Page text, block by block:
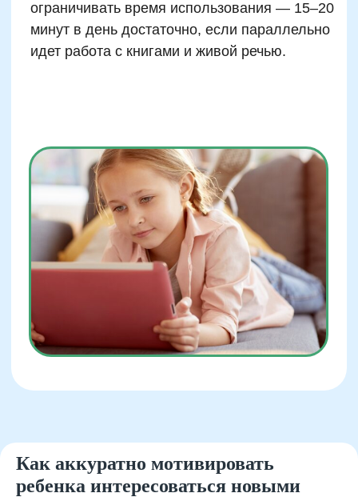
Как аккуратно мотивировать
ребенка интересоваться новыми
Ментальная арифметика
Математика
Русский язык
Нейрокурс
Отзывы
Лицензия на образование
Наши методисты
Вакансии
О школе
Структура и органы управления